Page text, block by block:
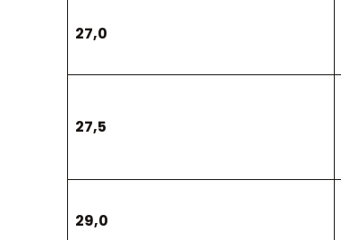
27,0
27,5
29,0